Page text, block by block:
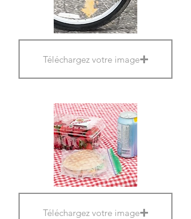
Téléchargez votre image
Téléchargez votre image